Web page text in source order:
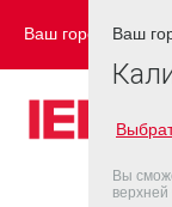
Ваш город: Ваш
Вы